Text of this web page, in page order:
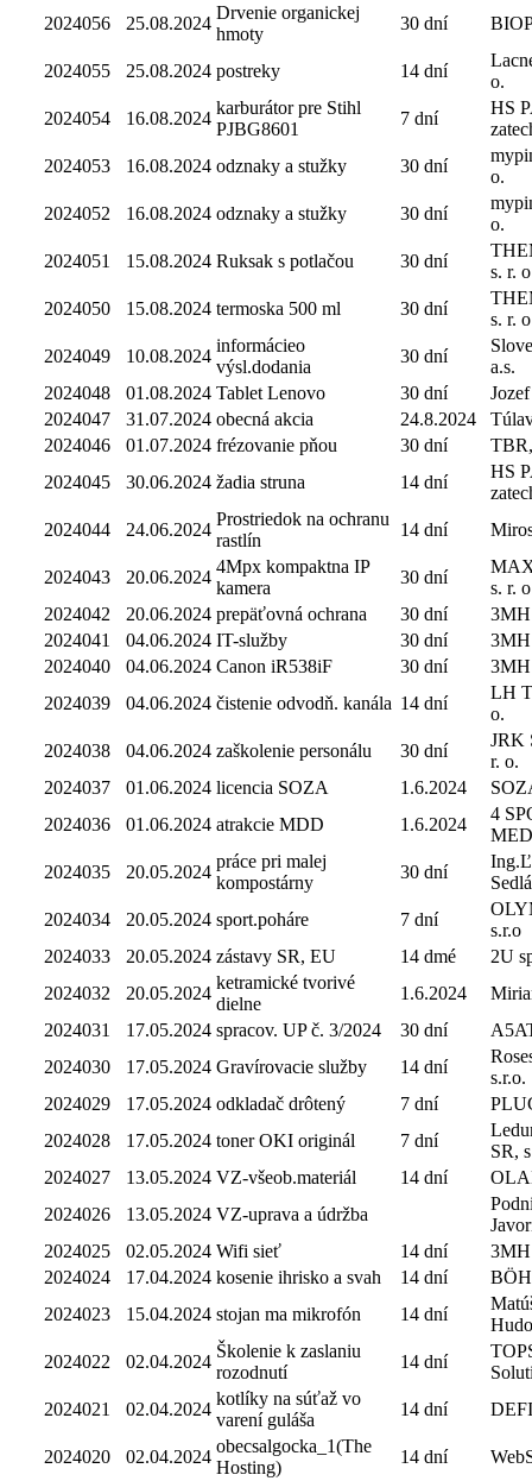
2024056
25.08.2024
Drvenie organickej
hmoty
30 dní
2024055 25.08.2024 postreky 14 dní
o.
2024054
16.08.2024
karburátor pre Stihl
PJBG8601
7 dní
HS
2024053
16.08.2024 odznaky a stužky 30 dní
o.
2024052
16.08.2024 odznaky a stužky 30 dní
o.
2024051
15.08.2024 Ruksak s potlačou 30 dní
s. r.
2024050
15.08.2024 termoska 500 ml 30 dní
s. r.
2024049
10.08.2024
informácieo
výsl.dodania
30 dní
a.s.
2024048
01.08.2024 Tablet Lenovo 30 dní
2024047
31.07.2024 obecná akcia 24.8.2024
2024046
01.07.2024 frézovanie pňou 30 dní
2024045
30.06.2024 žadia struna 14 dní
HS
2024044
24.06.2024
Prostriedok na ochranu
rastlín
14 dní
2024043 20.06.2024
4Mpx kompaktna IP
kamera
30 dní
s. r.
2024042
20.06.2024 prepäťovná ochrana 30 dní
3MH
2024041
04.06.2024 IT-služby 30 dní
3MH
2024040
04.06.2024 Canon iR538iF 30 dní
3MH
2024039
04.06.2024 čistenie odvodň. kanála 14 dní
LH
o.
2024038
04.06.2024 zaškolenie personálu 30 dní
JRK
r. o.
2024037
01.06.2024 licencia SOZA 1.6.2024
2024036
01.06.2024 atrakcie MDD 1.6.2024
4
2024035
20.05.2024
práce pri malej
kompostárny
30 dní
2024034
20.05.2024 sport.poháre 7 dní
s.r.o
2024033
20.05.2024 zástavy SR, EU 14 dmé
2U
2024032
20.05.2024
ketramické tvorivé
dielne
1.6.2024
2024031
17.05.2024 spracov. UP č. 3/2024 30 dní
2024030
17.05.2024 Gravírovacie služby 14 dní
s.r.o.
2024029
17.05.2024 odkladač drôtený 7 dní
2024028
17.05.2024 toner OKI originál 7 dní
SR,
2024027
13.05.2024 VZ-všeob.materiál 14 dní
2024026
13.05.2024 VZ-uprava a údržba
2024025
02.05.2024 Wifi sieť 14 dní
3MH
2024024
17.04.2024 kosenie ihrisko a svah 14 dní
2024023
15.04.2024 stojan ma mikrofón 14 dní
2024022
02.04.2024
Školenie k zaslaniu
rozodnutí
14 dní
2024021
02.04.2024
kotlíky na súťaž vo
varení guláša
14 dní
2024020 02.04.2024
obecsalgocka_1(The
Hosting)
14 dní